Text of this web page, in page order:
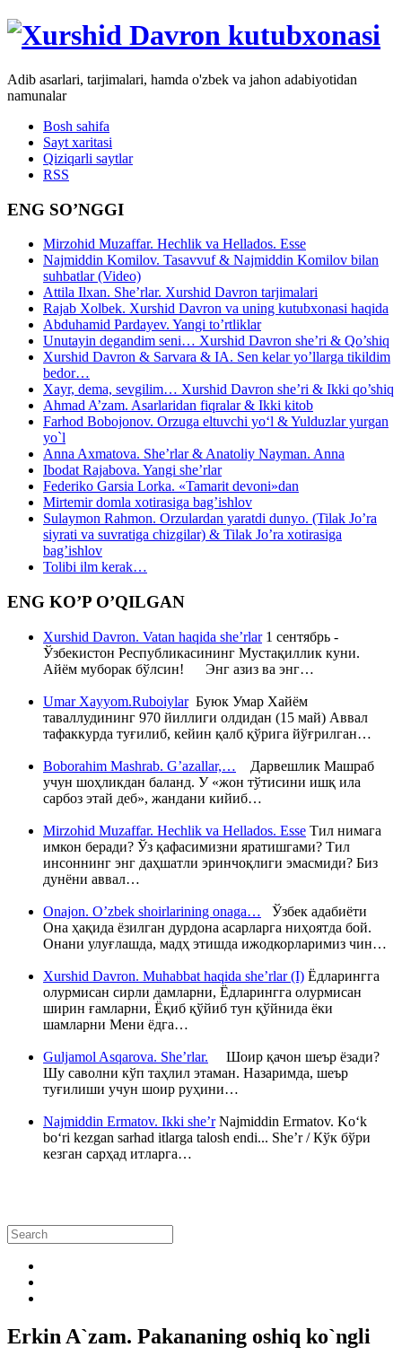
Adib asarlari, tarjimalari, hamda o'zbek va jahon adabiyotidan
namunalar
Bosh sahifa
Sayt xaritasi
Qiziqarli saytlar
RSS
ENG SO’NGGI
Mirzohid Muzaffar. Hechlik va Hellados. Esse
Najmiddin Komilov. Tasavvuf & Najmiddin Komilov bilan
suhbatlar (Video)
Attila Ilxan. She’rlar. Xurshid Davron tarjimalari
Rajab Xolbek. Xurshid Davron va uning kutubxonasi haqida
Abduhamid Pardayev. Yangi to’rtliklar
Unutayin degandim seni… Xurshid Davron she’ri & Qo’shiq
Xurshid Davron & Sarvara & IA. Sen kelar yo’llarga tikildim
bedor…
Xayr, dema, sevgilim… Xurshid Davron she’ri & Ikki qo’shiq
Ahmad A’zam. Asarlaridan fiqralar & Ikki kitob
Farhod Bobojonov. Orzuga eltuvchi yo‘l & Yulduzlar yurgan
yo`l
Anna Axmatova. She’rlar & Anatoliy Nayman. Anna
Ibodat Rajabova. Yangi she’rlar
Federiko Garsia Lorka. «Tamarit devoni»dan
Mirtemir domla xotirasiga bag’ishlov
Sulaymon Rahmon. Orzulardan yaratdi dunyo. (Tilak Jo’ra
siyrati va suvratiga chizgilar) & Tilak Jo’ra xotirasiga
bag’ishlov
Tolibi ilm kerak…
ENG KO’P O’QILGAN
Xurshid Davron. Vatan haqida she’rlar1 сентябрь -
Ўзбекистон Республикасининг Мустақиллик куни.
Айём муборак бўлсин! Энг азиз ва энг…
Umar Xayyom.RuboiylarБуюк Умар Хайём
таваллудининг 970 йиллиги олдидан (15 май) Аввал
тафаккурда туғилиб, кейин қалб қўрига йўғрилган…
Boborahim Mashrab. G’azallar,… Дарвешлик Машраб
учун шоҳликдан баланд. У «жон тўтисини ишқ ила
сарбоз этай деб», жандани кийиб…
Mirzohid Muzaffar. Hechlik va Hellados. Esse Тил нимага
имкон беради? Ўз қафасимизни яратишгами? Тил
инсоннинг энг даҳшатли эринчоқлиги эмасмиди? Биз
дунёни аввал…
Onajon. O’zbek shoirlarining onaga… Ўзбек адабиёти
Она ҳақида ёзилган дурдона асарларга ниҳоятда бой.
Онани улуғлашда, мадҳ этишда ижодкорларимиз чин…
Xurshid Davron. Muhabbat haqida she’rlar (I) Ёдларингга
олурмисан сирли дамларни, Ёдларингга олурмисан
ширин ғамларни, Ёқиб қўйиб тун қўйнида ёки
шамларни Мени ёдга…
Guljamol Asqarova. She’rlar. Шоир қачон шеър ёзади?
Шу саволни кўп таҳлил этаман. Назаримда, шеър
туғилиши учун шоир руҳини…
Najmiddin Ermatov. Ikki she’rNajmiddin Ermatov. Ko‘k
bo‘ri kezgan sarhad itlarga talosh endi... She’r / Кўк бўри
кезган сарҳад итларга…
Erkin A`zam. Pakananing oshiq ko`ngli